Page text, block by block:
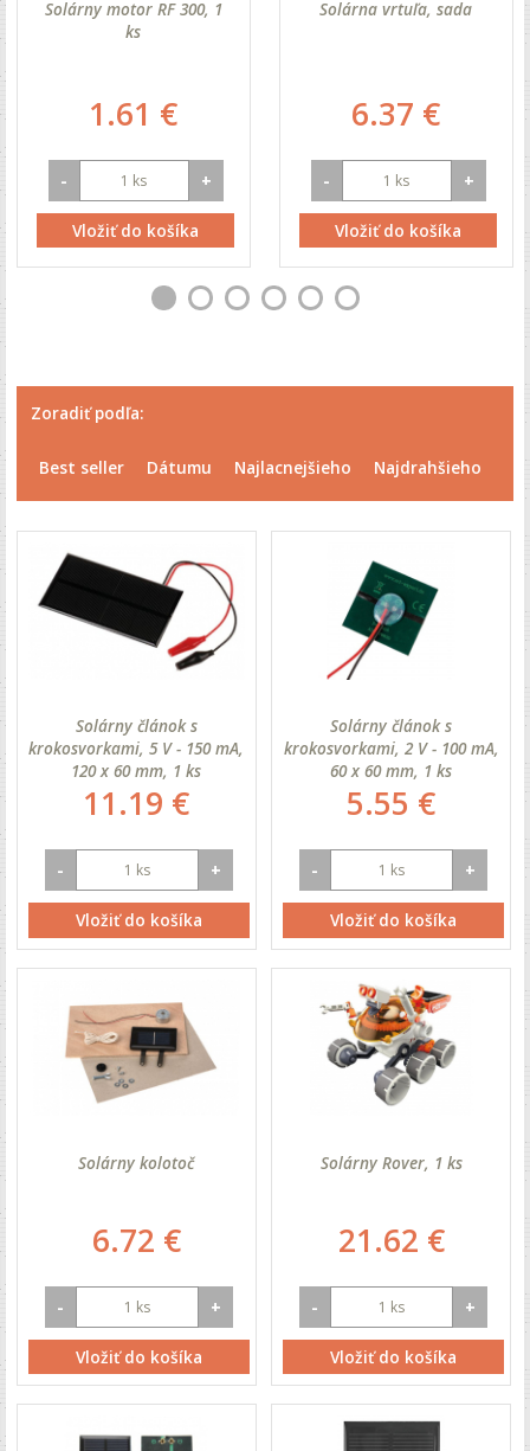
Solárny motor RF 300, 1
ks
1.61 €
- +
Vložiť do košíka
Solárna vrtuľa, sada
6.37 €
- +
Vložiť do košíka
Zoradiť podľa:
Best seller Dátumu Najlacnejšieho Najdrahšieho
Solárny článok s
krokosvorkami, 5 V - 150 mA,
120 x 60 mm, 1 ks
11.19 €
- +
Vložiť do košíka
Solárny článok s
krokosvorkami, 2 V - 100 mA,
60 x 60 mm, 1 ks
5.55 €
- +
Vložiť do košíka
Solárny kolotoč
6.72 €
- +
Vložiť do košíka
Solárny Rover, 1 ks
21.62 €
- +
Vložiť do košíka